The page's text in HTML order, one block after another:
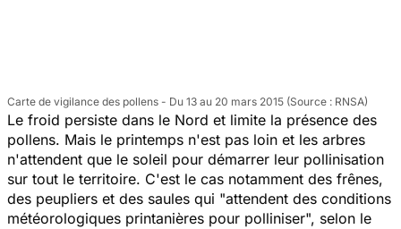
Carte de vigilance des pollens - Du 13 au 20 mars 2015 (Source : RNSA)
Le froid persiste dans le Nord et limite la présence des
pollens. Mais le printemps n'est pas loin et les arbres
n'attendent que le soleil pour démarrer leur pollinisation
sur tout le territoire. C'est le cas notamment des frênes,
des peupliers et des saules qui "attendent des conditions
météorologiques printanières pour polliniser", selon le